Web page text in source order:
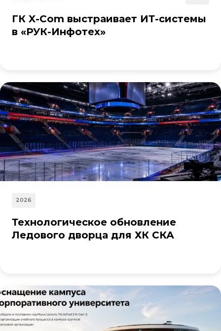
ГК X-Com выстраивает ИТ-системы
в «РУК-Инфотех»
2026
Технологическое обновление
Ледового дворца для ХК СКА